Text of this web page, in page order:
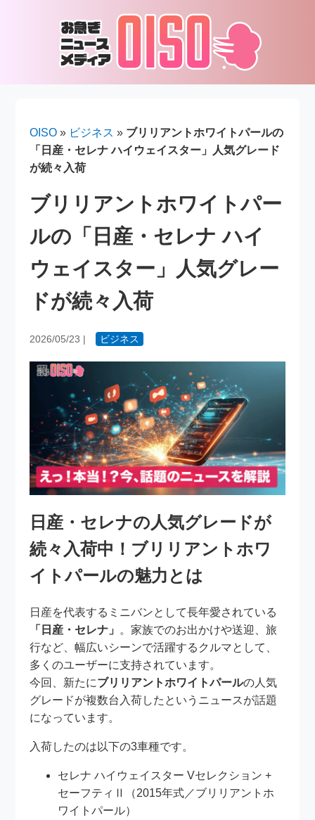
OISO » ビジネス » ブリリアントホワイトパールの
「日産・セレナ ハイウェイスター」人気グレード
が続々入荷
ブリリアントホワイトパー
ルの「日産・セレナ ハイ
ウェイスター」人気グレー
ドが続々入荷
2026/05/23 | ビジネス
日産・セレナの人気グレードが
続々入荷中！ブリリアントホワ
イトパールの魅力とは
日産を代表するミニバンとして長年愛されている
「日産・セレナ」 。家族でのお出かけや送迎、旅
行など、幅広いシーンで活躍するクルマとして、
多くのユーザーに支持されています。
今回、新たにブリリアントホワイトパールの人気
グレードが複数台入荷したというニュースが話題
になっています。
入荷したのは以下の3車種です。
セレナ ハイウェイスター Vセレクション +
セーフティⅡ（2015年式／ブリリアントホ
ワイトパール）